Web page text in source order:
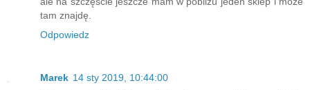
tam znajdę.
Odpowiedz
Marek 14 sty 2019, 10:44:00